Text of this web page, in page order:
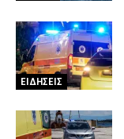
ΕΙΔΗΣΕΙΣ